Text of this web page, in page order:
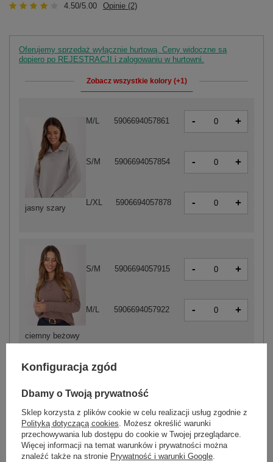
4.50/5.00 Opinie (2)
Oferujemy sprzedaż wyłącznie hurtową. Ceny widoczne są
dopiero po REJESTRACJI i zalogowaniu w hurtowni.
Zobacz wszystkie kolory (+1)
jasny szary
M/L 5906694057861 - +
S/M 5906694057854 - +
L/XL 5906694057878 - +
ciemny beżowy
S/M 5906694057915 - +
M/L 5906694057922 - +
pistacjowy
Konfiguracja zgód
Dbamy o Twoją prywatność
Sklep korzysta z plików cookie w celu realizacji usług zgodnie z
Polityką dotyczącą cookies. Możesz określić warunki
przechowywania lub dostępu do cookie w Twojej przeglądarce.
Więcej informacji na temat warunków i prywatności można
znaleźć także na stronie Prywatność i warunki Google.